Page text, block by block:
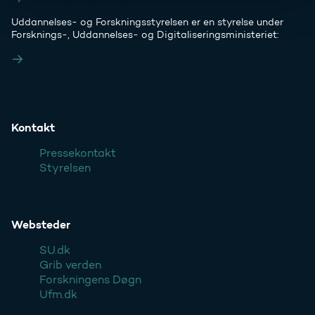
Uddannelses- og Forskningsstyrelsen er en styrelse under
Forsknings-, Uddannelses- og Digitaliseringsministeriet:
Kontakt
Pressekontakt
Styrelsen
Websteder
SU.dk
Grib verden
Forskningens Døgn
Ufm.dk